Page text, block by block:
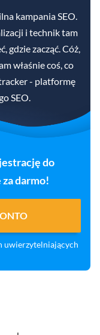
kampania SEO.
i technik tam
gdzie zacząć. Cóż,
właśnie coś, co
- platformę
SEO.
do
darmo!
uwierzytelniających